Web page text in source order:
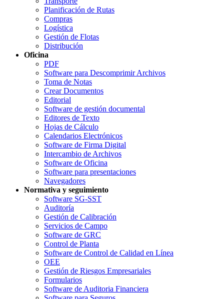
Planificación de Rutas
Compras
Logística
Gestión de Flotas
Distribución
Oficina
PDF
Software para Descomprimir Archivos
Toma de Notas
Crear Documentos
Editorial
Software de gestión documental
Editores de Texto
Hojas de Cálculo
Calendarios Electrónicos
Software de Firma Digital
Intercambio de Archivos
Software de Oficina
Software para presentaciones
Navegadores
Normativa y seguimiento
Software SG-SST
Auditoría
Gestión de Calibración
Servicios de Campo
Software de GRC
Control de Planta
Software de Control de Calidad en Línea
OEE
Gestión de Riesgos Empresariales
Formularios
Software de Auditoria Financiera